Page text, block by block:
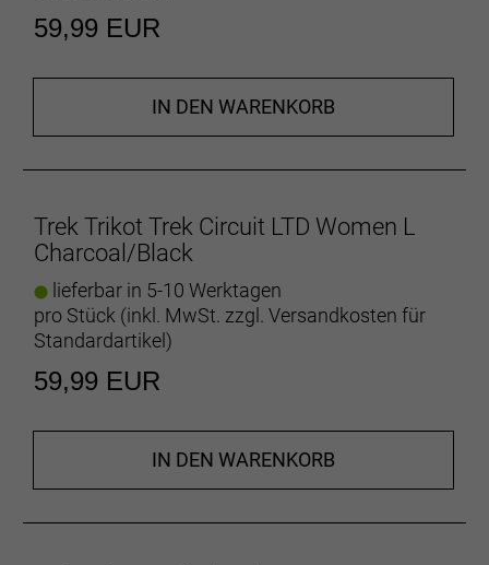
Die richtige Pflege
Bessere Produkte für einen besseren Planeten
umweltfreundlicherer Herstellungsverfahren
gefertigt.
- Materialtyp: Strick
- Fasergehalt: 44 % recyceltes Polyester / 44 %
Cocona 37.5 Polyester / 12 % Spandex
Herstellerdaten gem. GPSR
Wegastraße 8 C
Telefon: 00800 8735 8735
59,99 EUR
IN DEN WARENKORB
Trek Trikot Trek Circuit LTD Women L
Charcoal/Black
lieferbar in 5-10 Werktagen
pro Stück (inkl. MwSt. zzgl. Versandkosten für
Standardartikel)
59,99 EUR
IN DEN WARENKORB